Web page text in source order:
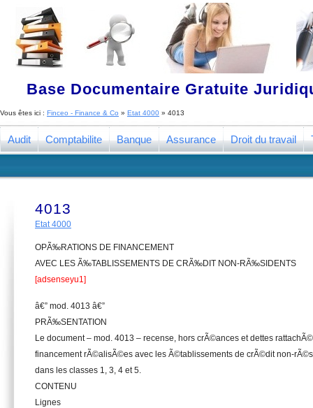
Base Documentaire Gratuite
Vous êtes ici : Finceo - Finance & Co » Etat 4000 » 4013
Audit Comptabilite Banque Assurance Droit du travail
4013
Etat 4000
OPÃ‰RATIONS DE FINANCEMENT
AVEC LES Ã‰TABLISSEMENTS DE CRÃ‰DIT NON-RÃ‰SIDENTS
[adsenseyu1]
â€” mod. 4013 â€”
PRÃ‰SENTATION
Le document – mod. 4013 – recense, hors crÃ©ances et dettes
financement rÃ©alisÃ©es avec les Ã©tablissements de crÃ©dit non-
dans les classes 1, 3, 4 et 5.
CONTENU
Lignes